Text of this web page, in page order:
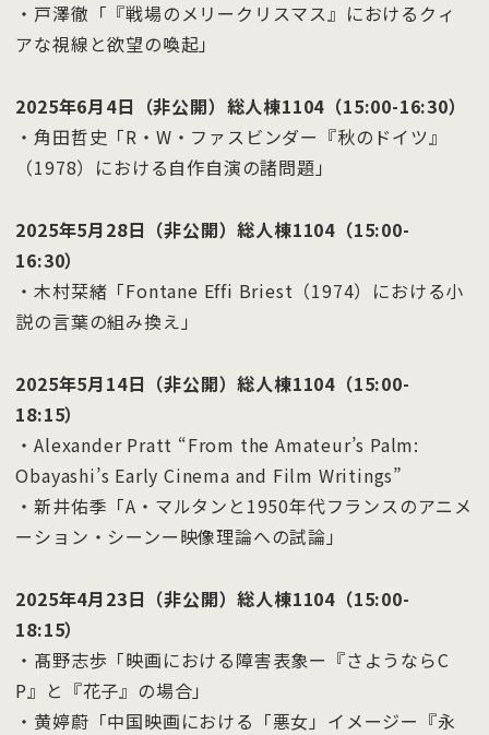
・戸澤徹「『戦場のメリークリスマス』におけるクィ
アな視線と欲望の喚起」
2025年6月4日（非公開）総人棟1104（15:00-16:30）
・角田哲史「R・W・ファスビンダー『秋のドイツ』
（1978）における自作自演の諸問題」
2025年5月28日（非公開）総人棟1104（15:00-
16:30）
・木村栞緒「Fontane Effi Briest（1974）における小
説の言葉の組み換え」
2025年5月14日（非公開）総人棟1104（15:00-
18:15）
・Alexander Pratt “From the Amateur’s Palm:
Obayashi’s Early Cinema and Film Writings”
・新井佑季「A・マルタンと1950年代フランスのアニメ
ーション・シーンー映像理論への試論」
2025年4月23日（非公開）総人棟1104（15:00-
18:15）
・髙野志歩「映画における障害表象ー『さようならC
P』と『花子』の場合」
・黄婷蔚「中国映画における「悪女」イメージー『永